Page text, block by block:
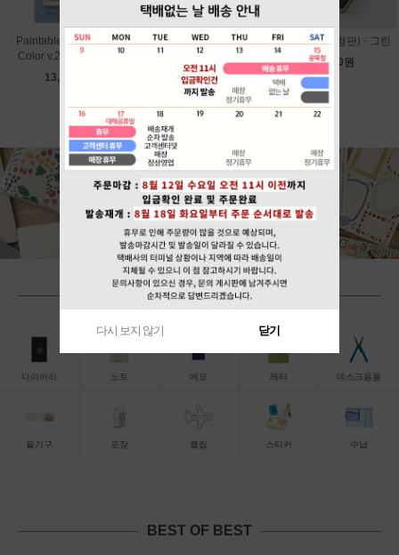
Paintable Stamp Soft
Color v.2 - Calendar
13,800원
Paintable Stamp Soft
Color v.2 - Bread
13,800원
그레인 (B6변형판) - 그린
18,000원
BY CATEGORY
다이어리 노트 메모 레터 데스크용품
필기구 포장 클립 스티커 수납
BEST OF BEST
다시 보지 않기 닫기